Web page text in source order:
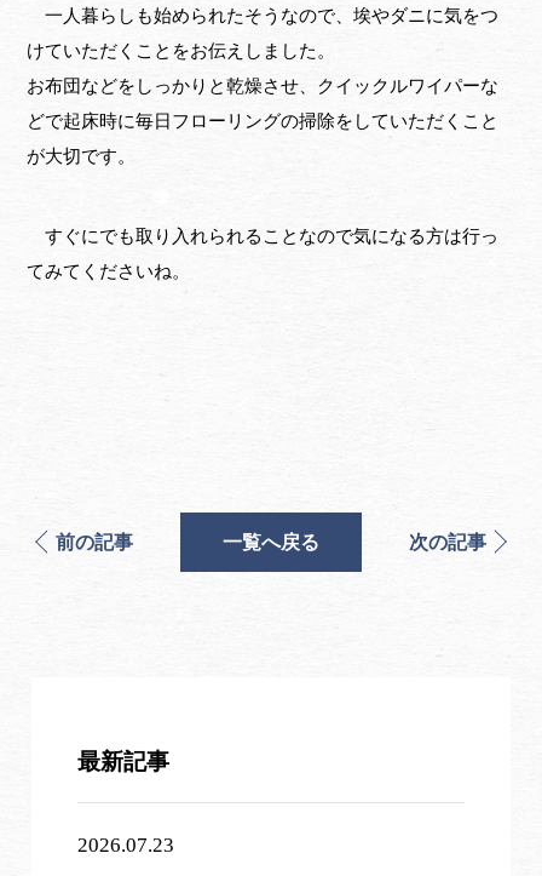
一人暮らしも始められたそうなので、埃やダニに気をつ
けていただくことをお伝えしました。
お布団などをしっかりと乾燥させ、クイックルワイパーな
どで起床時に毎日フローリングの掃除をしていただくこと
が大切です。
すぐにでも取り入れられることなので気になる方は行っ
てみてくださいね。
前の記事 一覧へ戻る 次の記事
最新記事
2026.07.23